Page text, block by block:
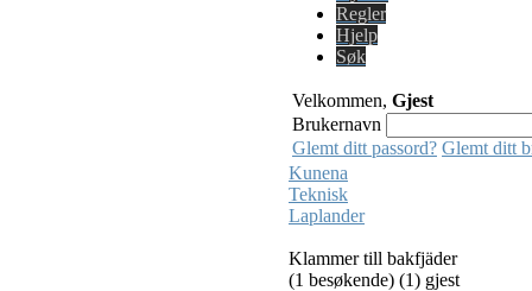
Regler
Hjelp
Søk
Velkommen, Gjest
Brukernavn
Glemt ditt passord? Glemt ditt
Kunena
Teknisk
Laplander
Klammer till bakfjäder
(1 besøkende) (1) gjest